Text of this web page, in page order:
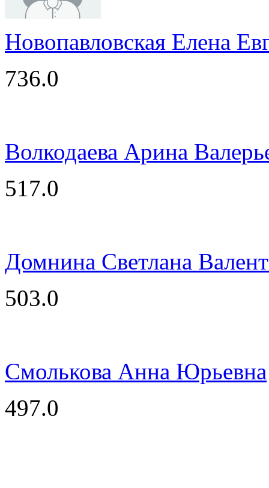
Новопавловская Елена
736.0
Волкодаева Арина
517.0
Домнина Светлана
503.0
Смолькова Анна Юрьевна
497.0